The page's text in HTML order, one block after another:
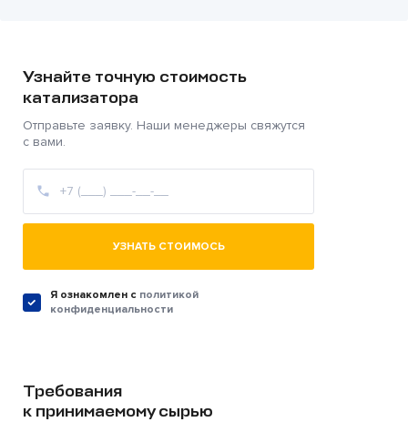
Узнайте точную стоимость
катализатора
Отправьте заявку. Наши менеджеры свяжутся
с вами.
УЗНАТЬ СТОИМОСЬ
Я ознакомлен c политикой
конфиденциальности
Требования
к принимаемому сырью